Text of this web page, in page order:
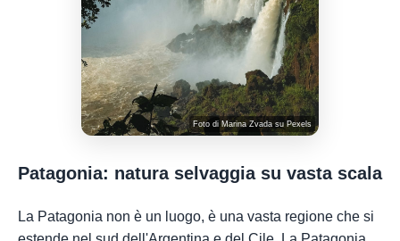
Foto di Marina ZvadasuPexels
Patagonia: natura selvaggia su vasta scala
La Patagonia non è un luogo, è una vasta regione che si